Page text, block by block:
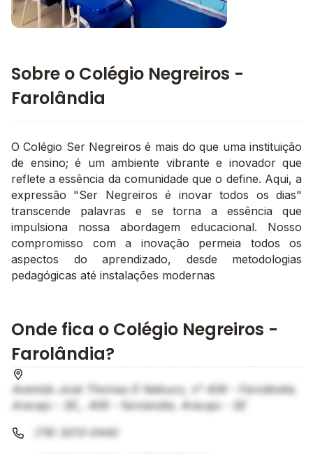
Sobre o Colégio Negreiros -
Farolândia
O Colégio Ser Negreiros é mais do que uma instituição
de ensino; é um ambiente vibrante e inovador que
reflete a essência da comunidade que o define. Aqui, a
expressão "Ser Negreiros é inovar todos os dias"
transcende palavras e se torna a essência que
impulsiona nossa abordagem educacional. Nosso
compromisso com a inovação permeia todos os
aspectos do aprendizado, desde metodologias
pedagógicas até instalações modernas
Onde fica o Colégio Negreiros -
Farolândia?
Avenida José Thomas D Nabuco, n° 406 - Farolândia,
Aracaju - SE,, 406 - farolandia, Aracaju - SE
(79) 3013-0440